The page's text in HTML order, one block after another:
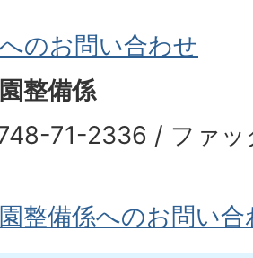
のお問い合わせ
整備係
71-2336 / ファ
整備係へのお問い合